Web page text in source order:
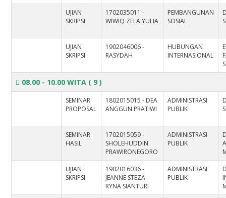
UJIAN
SKRIPSI
1702035011 -
WIWIQ ZELA YULIA
PEMBANGUNAN
SOSIAL
UJIAN
SKRIPSI
1902046006 -
RASYDAH
HUBUNGAN
INTERNASIONAL
08.00 - 10.00 WITA ( 9 )
SEMINAR
PROPOSAL
1802015015 - DEA
ANGGUN PRATIWI
ADMINISTRASI
PUBLIK
SEMINAR
HASIL
1702015059 -
SHOLEHUDDIN
PRAWIRONEGORO
ADMINISTRASI
PUBLIK
UJIAN
SKRIPSI
1902016036 -
JEANNE STEZA
RYNA SIANTURI
ADMINISTRASI
PUBLIK